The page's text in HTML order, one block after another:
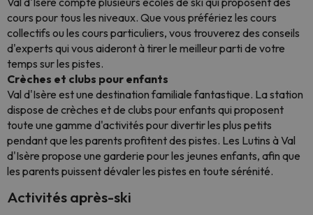
cours pour tous les niveaux. Que vous préfériez les cours
collectifs ou les cours particuliers, vous trouverez des conseils
d'experts qui vous aideront à tirer le meilleur parti de votre
temps sur les pistes.
Crèches et clubs pour enfants
Val d'Isère est une destination familiale fantastique. La station
dispose de crèches et de clubs pour enfants qui proposent
toute une gamme d'activités pour divertir les plus petits
pendant que les parents profitent des pistes. Les Lutins à Val
d'Isère propose une garderie pour les jeunes enfants, afin que
les parents puissent dévaler les pistes en toute sérénité.
Activités après-ski